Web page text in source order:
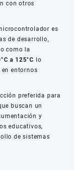
con otros
es
de desarrollo,
como la
a 125°C lo
entornos
preferida para
buscan un
y
educativos,
de sistemas